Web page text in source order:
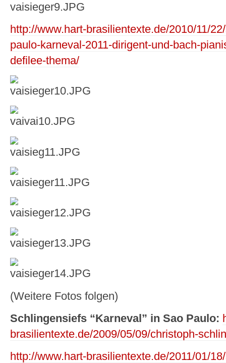
http://www.hart-brasilientexte.de/2010/11/
paulo-karneval-2011-dirigent-und-bach-
defilee-thema/
(Weitere Fotos folgen)
Schlingensiefs “Karneval” in Sao Paulo:
brasilientexte.de/2009/05/09/christoph-
http://www.hart-brasilientexte.de/2011/01/